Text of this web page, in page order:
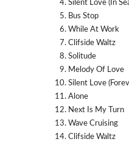
Silent Love (In
Bus Stop
While At Work
Clifside Waltz
Solitude
Melody Of Love
Silent Love
Alone
Next Is My Turn
Wave Cruising
Clifside Waltz